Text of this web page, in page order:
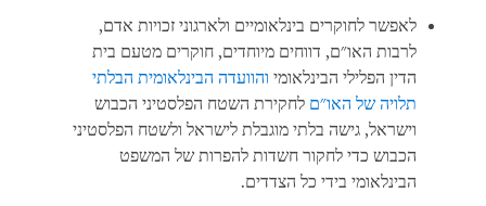
לאפשר לחוקרים בינלאומיים ולארגוני זכויות אדם,
לרבות האו"ם, דווחים מיוחדים, חוקרים מטעם בית
הדין הפלילי הבינלאומי והוועדה הבינלאומית הבלתי
תלויה של האו"ם לחקירת השטח הפלסטיני הכבוש
וישראל, גישה בלתי מוגבלת לישראל ולשטח הפלסטיני
הכבוש כדי לחקור חשדות להפרות של המשפט
הבינלאומי בידי כל הצדדים.